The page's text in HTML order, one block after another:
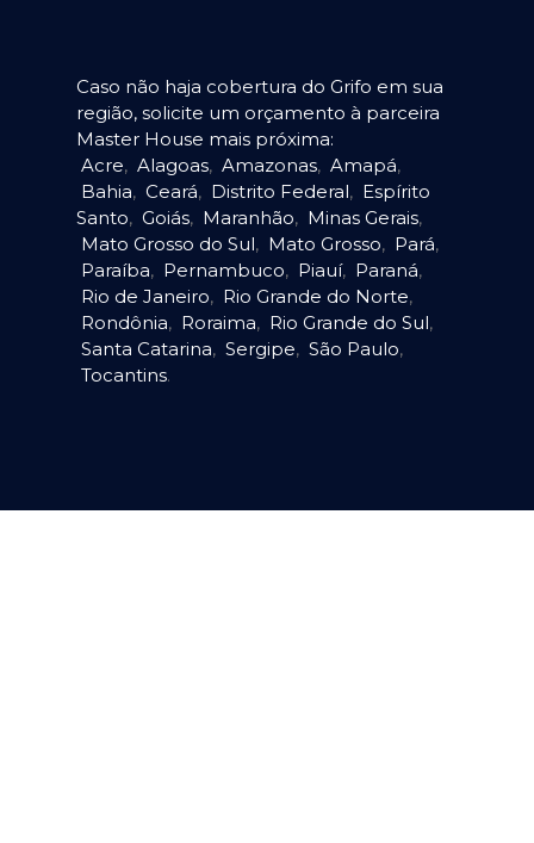
Caso não haja cobertura do Grifo em sua
região, solicite um orçamento à parceira
Master House mais próxima:
Acre, Alagoas, Amazonas, Amapá,
Bahia, Ceará, Distrito Federal, Espírito
Santo, Goiás, Maranhão, Minas Gerais,
Mato Grosso do Sul, Mato Grosso, Pará,
Paraíba, Pernambuco, Piauí, Paraná,
Rio de Janeiro, Rio Grande do Norte,
Rondônia, Roraima, Rio Grande do Sul,
Santa Catarina, Sergipe, São Paulo,
Tocantins.